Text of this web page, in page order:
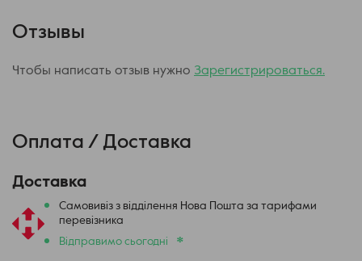
проверьте его совместимость с вашим устройством.
Отзывы
Чтобы написать отзыв нужно Зарегистрироваться.
Оплата / Доставка
Доставка
Самовивіз з відділення Нова Пошта за тарифами
перевізника
Відправимо сьогодні
*